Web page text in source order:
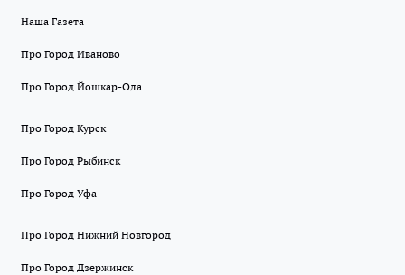
Наша Газета
Про Город Иваново
Про Город Йошкар-Ола
Про Город Курск
Про Город Рыбинск
Про Город Уфа
Про Город Нижний Новгород
Про Город Дзержинск